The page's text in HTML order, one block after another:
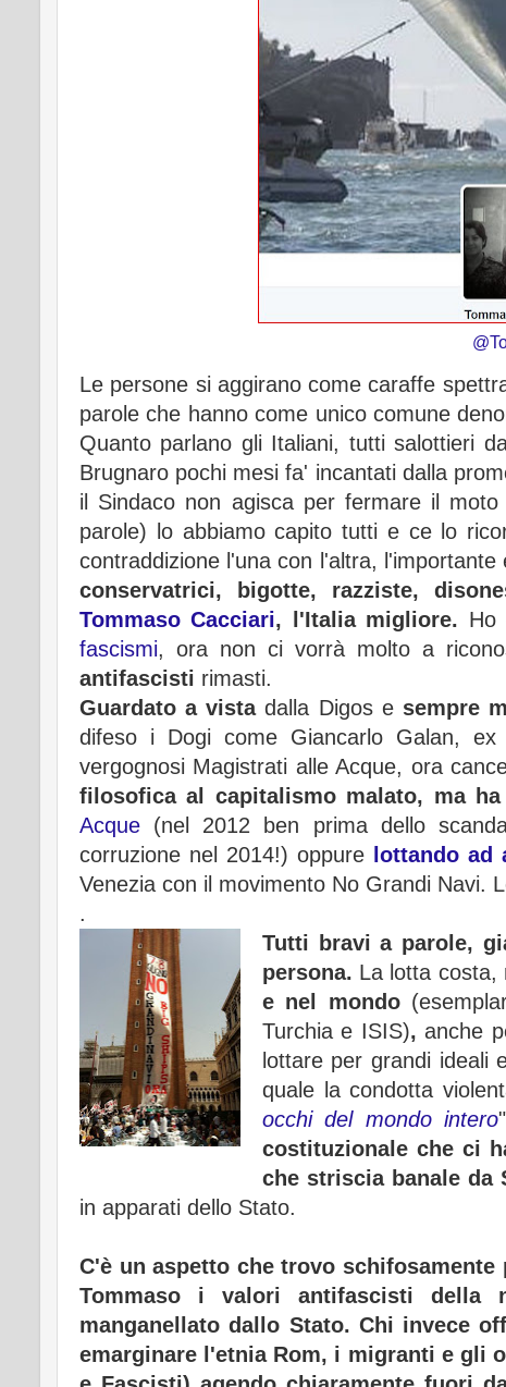
Le persone si aggirano come caraffe
parole che hanno come unico comune
Quanto parlano gli Italiani, tutti salottieri
Brugnaro pochi mesi fa' incantati dalla
il Sindaco non agisca per fermare il
parole) lo abbiamo capito tutti e ce lo
contraddizione l'una con l'altra, l'importante
conservatrici, bigotte, razziste,
Tommaso Cacciari, l'Italia migliore. Ho
fascismi, ora non ci vorrà molto a
antifascisti rimasti.
Guardato a vistadalla Digos e sempre
difeso i Dogi come Giancarlo Galan,
vergognosi Magistrati alle Acque, ora
filosofica al capitalismo malato, ma
Acque (nel 2012 ben prima dello
corruzione nel 2014!) oppure lottando ad
Venezia con il movimento No Grandi Navi.
.
Tutti bravi a parole,
persona. La lotta costa,
e nel mondo
Turchia e ISIS), anche
lottare per grandi ideali
quale la condotta
occhi del mondo intero
costituzionale che ci
che striscia banale da
in apparati dello Stato.
C'è un aspetto che trovo
Tommaso i valori antifascisti della
manganellato dallo Stato. Chi invece
emarginare l'etnia Rom, i migranti e gli